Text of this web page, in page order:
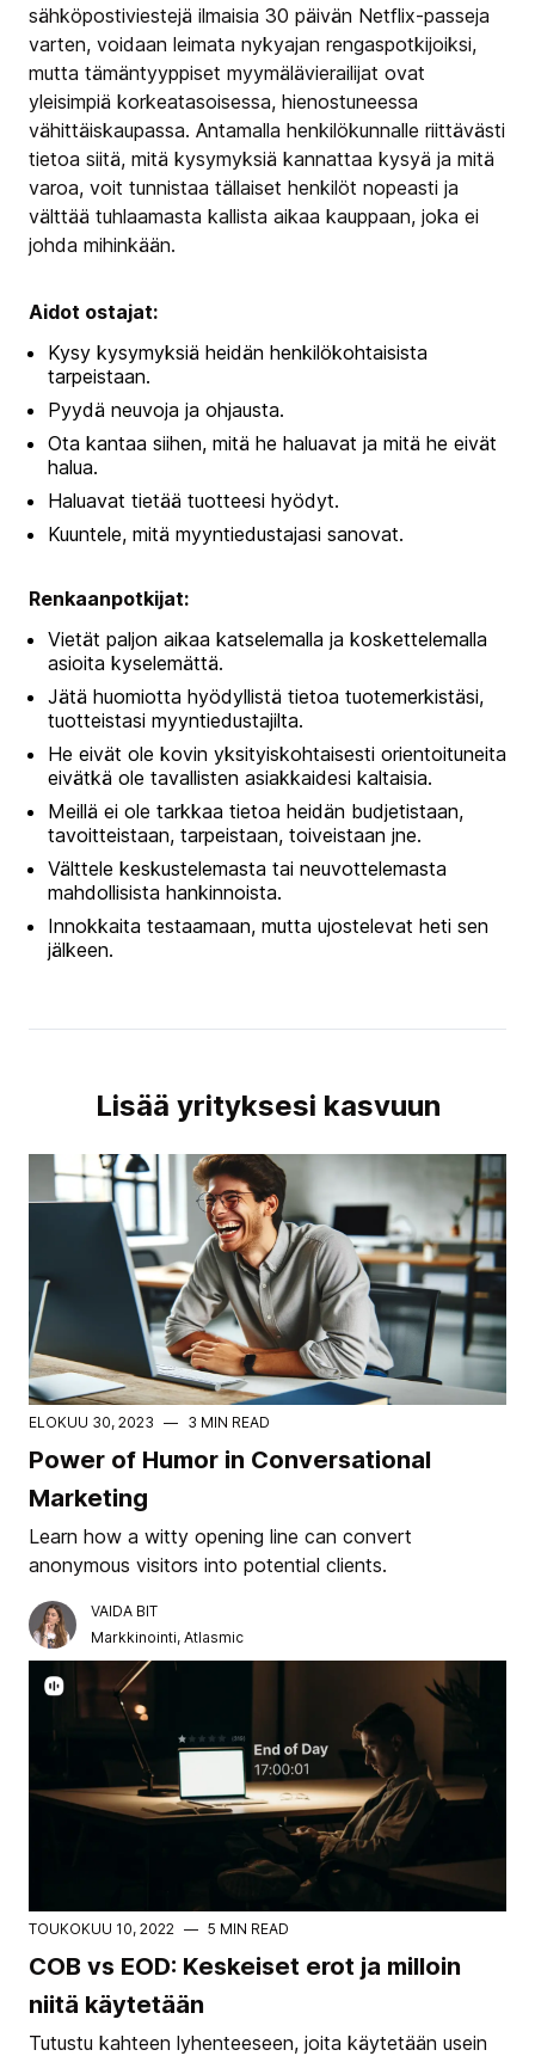
sähköpostiviestejä ilmaisia 30 päivän Netflix-passeja
varten, voidaan leimata nykyajan rengaspotkijoiksi,
mutta tämäntyyppiset myymälävierailijat ovat
yleisimpiä korkeatasoisessa, hienostuneessa
vähittäiskaupassa. Antamalla henkilökunnalle riittävästi
tietoa siitä, mitä kysymyksiä kannattaa kysyä ja mitä
varoa, voit tunnistaa tällaiset henkilöt nopeasti ja
välttää tuhlaamasta kallista aikaa kauppaan, joka ei
johda mihinkään.
Aidot ostajat:
Kysy kysymyksiä heidän henkilökohtaisista
tarpeistaan.
Pyydä neuvoja ja ohjausta.
Ota kantaa siihen, mitä he haluavat ja mitä he eivät
halua.
Haluavat tietää tuotteesi hyödyt.
Kuuntele, mitä myyntiedustajasi sanovat.
Renkaanpotkijat:
Vietät paljon aikaa katselemalla ja koskettelemalla
asioita kyselemättä.
Jätä huomiotta hyödyllistä tietoa tuotemerkistäsi,
tuotteistasi myyntiedustajilta.
He eivät ole kovin yksityiskohtaisesti orientoituneita
eivätkä ole tavallisten asiakkaidesi kaltaisia.
Meillä ei ole tarkkaa tietoa heidän budjetistaan,
tavoitteistaan, tarpeistaan, toiveistaan jne.
Välttele keskustelemasta tai neuvottelemasta
mahdollisista hankinnoista.
Innokkaita testaamaan, mutta ujostelevat heti sen
jälkeen.
Lisää yrityksesi kasvuun
ELOKUU 30, 2023 — 3 MIN READ
Power of Humor in Conversational
Marketing
Learn how a witty opening line can convert
anonymous visitors into potential clients.
VAIDA BIT
Markkinointi, Atlasmic
TOUKOKUU 10, 2022 — 5 MIN READ
COB vs EOD: Keskeiset erot ja milloin
niitä käytetään
Tutustu kahteen lyhenteeseen, joita käytetään usein